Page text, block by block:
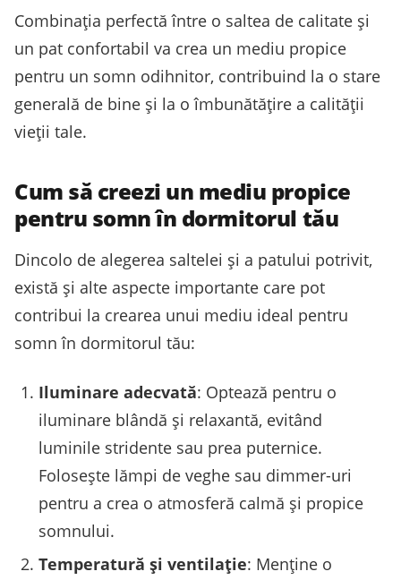
Combinația perfectă între o saltea de calitate și
un pat confortabil va crea un mediu propice
pentru un somn odihnitor, contribuind la o stare
generală de bine și la o îmbunătățire a calității
vieții tale.
Cum să creezi un mediu propice
pentru somn în dormitorul tău
Dincolo de alegerea saltelei și a patului potrivit,
există și alte aspecte importante care pot
contribui la crearea unui mediu ideal pentru
somn în dormitorul tău:
Iluminare adecvată: Optează pentru o
iluminare blândă și relaxantă, evitând
luminile stridente sau prea puternice.
Folosește lămpi de veghe sau dimmer-uri
pentru a crea o atmosferă calmă și propice
somnului.
Temperatură și ventilație: Menține o